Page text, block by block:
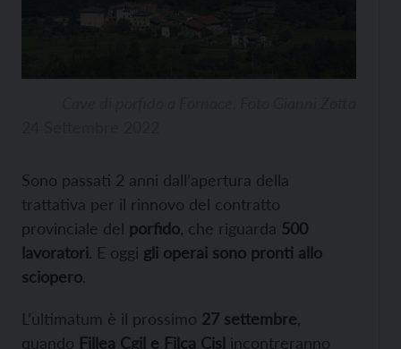
Sono passati 2 anni dall’apertura della
trattativa per il rinnovo del contratto
provinciale del porfido , che riguarda 500
lavoratori. E oggi gli operai sono pronti allo
sciopero.
L’ultimatum è il prossimo 27 settembre
quando Fillea Cgil e Filca Cisl incontreranno